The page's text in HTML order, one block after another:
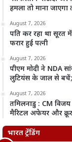
हमला तो माना
August 7, 2026
पति कर रहा था
फरार हुई पत्नी
August 7, 2026
पीएम मोदी ने NDA
लुटियंस के जाल से बचें;
August 7, 2026
तमिलनाडु : CM विजय
मैरिटल अफेयर और
भारत ट्रेंडिंग